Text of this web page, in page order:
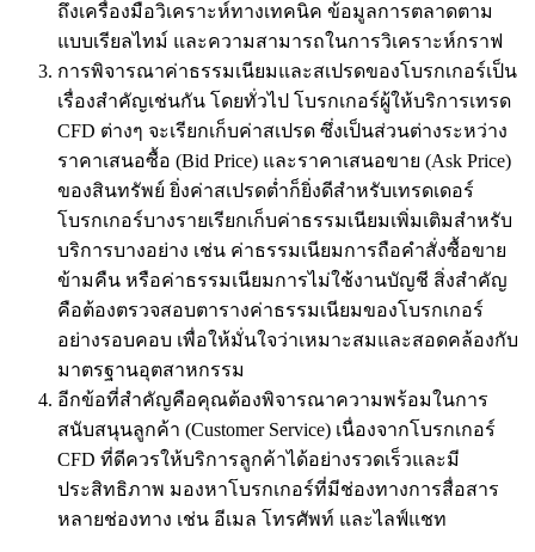
ถึงเครื่องมือวิเคราะห์ทางเทคนิค ข้อมูลการตลาดตาม
แบบเรียลไทม์ และความสามารถในการวิเคราะห์กราฟ
การพิจารณาค่าธรรมเนียมและสเปรดของโบรกเกอร์เป็น
เรื่องสำคัญเช่นกัน โดยทั่วไป โบรกเกอร์ผู้ให้บริการเทรด
CFD ต่างๆ จะเรียกเก็บค่าสเปรด ซึ่งเป็นส่วนต่างระหว่าง
ราคาเสนอซื้อ (Bid Price) และราคาเสนอขาย (Ask Price)
ของสินทรัพย์ ยิ่งค่าสเปรดต่ำก็ยิ่งดีสำหรับเทรดเดอร์
โบรกเกอร์บางรายเรียกเก็บค่าธรรมเนียมเพิ่มเติมสำหรับ
บริการบางอย่าง เช่น ค่าธรรมเนียมการถือคำสั่งซื้อขาย
ข้ามคืน หรือค่าธรรมเนียมการไม่ใช้งานบัญชี สิ่งสำคัญ
คือต้องตรวจสอบตารางค่าธรรมเนียมของโบรกเกอร์
อย่างรอบคอบ เพื่อให้มั่นใจว่าเหมาะสมและสอดคล้องกับ
มาตรฐานอุตสาหกรรม
อีกข้อที่สำคัญคือคุณต้องพิจารณาความพร้อมในการ
สนับสนุนลูกค้า (Customer Service) เนื่องจากโบรกเกอร์
CFD ที่ดีควรให้บริการลูกค้าได้อย่างรวดเร็วและมี
ประสิทธิภาพ มองหาโบรกเกอร์ที่มีช่องทางการสื่อสาร
หลายช่องทาง เช่น อีเมล โทรศัพท์ และไลฟ์แชท